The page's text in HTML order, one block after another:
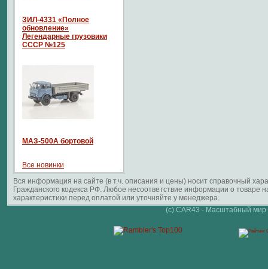
ЗИЛ-4331 «Полное
обновление»
Легендарные грузовики
СССР №125
МАЗ-500А бортовой
Все новинки
Вся информация на сайте (в т.ч. описания и цены) носит справочный
Гражданского кодекса РФ. Любое несоответствие информации о
характеристики перед оплатой или уточняйте у менеджера.
(c) CAR43 - Масштабный мир